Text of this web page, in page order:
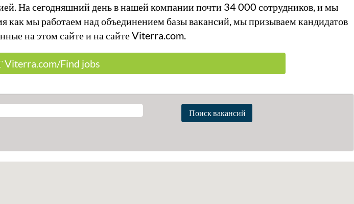
На сегодняшний день в нашей компании почти 34 000 сотрудников, и мы
мы работаем над объединением базы вакансий, мы призываем кандидатов
на этом сайте и на сайте Viterra.com.
Find jobs